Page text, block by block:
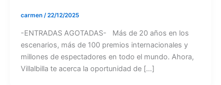
carmen /22/12/2025
-ENTRADAS AGOTADAS- Más de 20 años en los
escenarios, más de 100 premios internacionales y
millones de espectadores en todo el mundo. Ahora,
Villalbilla te acerca la oportunidad de […]